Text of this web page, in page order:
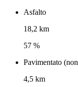
Asfalto
18,2 km
57 %
Pavimentato
4,5 km